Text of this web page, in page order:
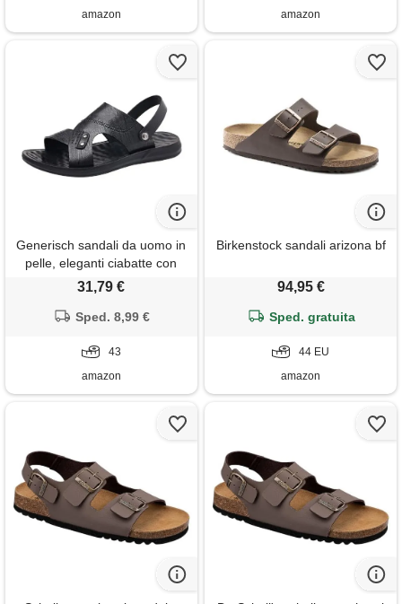
amazon
amazon
Generisch sandali da uomo in
pelle, eleganti ciabatte con
suola in gomma,
comodi sandali da trekking,
aperti, nero , 43 eu
31,79 €
Sped. 8,99 €
43
amazon
Birkenstock sandali arizona bf
94,95 €
Sped. gratuita
44 EU
amazon